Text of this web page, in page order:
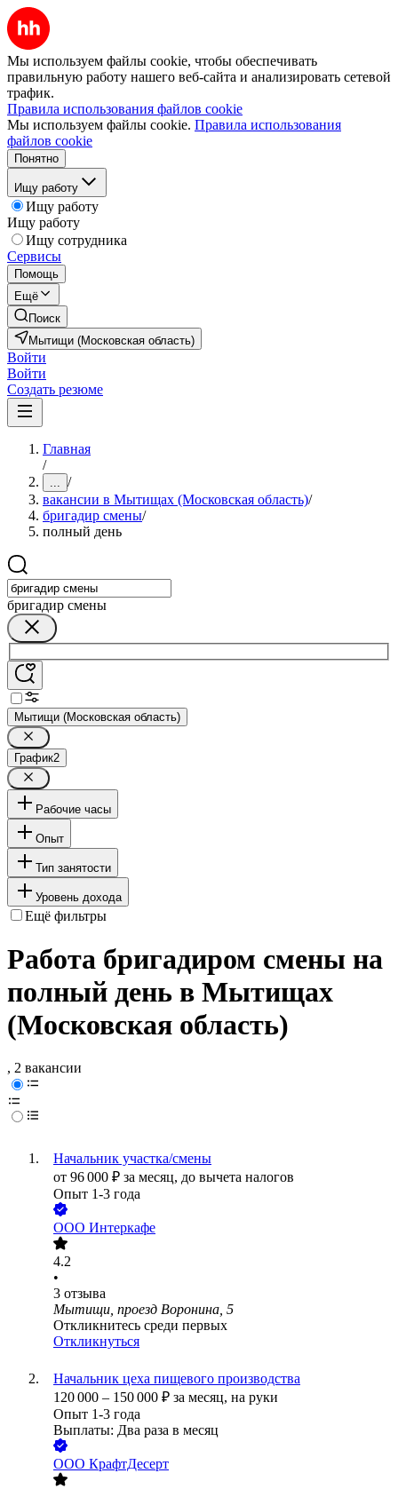
Мы используем файлы cookie, чтобы обеспечивать
правильную работу нашего веб-сайта и анализировать сетевой
трафик.
Правила использования файлов cookie
Мы используем файлы cookie. Правила использования
файлов cookie
Понятно
Ищу работу
Ищу работу
Ищу работу
Ищу сотрудника
Сервисы
Помощь
Ещё
Поиск
Мытищи (Московская область)
Войти
Войти
Создать резюме
Главная
/
... /
вакансии в Мытищах (Московская область)/
бригадир смены/
полный день
бригадир смены
Мытищи (Московская область)
График2
Рабочие часы
Опыт
Тип занятости
Уровень дохода
Ещё фильтры
Работа бригадиром смены на
полный день в Мытищах
(Московская область)
, 2 вакансии
Начальник участка/смены
от 96 000 ₽ за месяц, до вычета налогов
Опыт 1-3 года
ООО Интеркафе
4.2
•
3 отзыва
Мытищи, проезд Воронина, 5
Откликнитесь среди первых
Откликнуться
Начальник цеха пищевого производства
120 000 – 150 000 ₽ за месяц, на руки
Опыт 1-3 года
Выплаты: Два раза в месяц
ООО КрафтДесерт